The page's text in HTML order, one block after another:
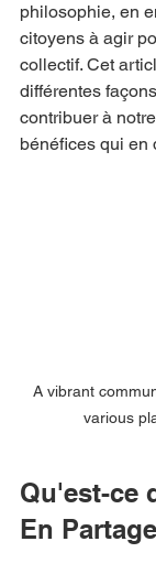
philosophie, en
citoyens à agir
collectif. Cet
différentes
contribuer à
bénéfices qui en
A vibrant
various
Qu'est-ce
En